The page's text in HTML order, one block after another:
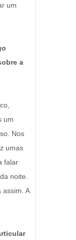
um
a
um
Nos
umas
falar
noite.
assim. A